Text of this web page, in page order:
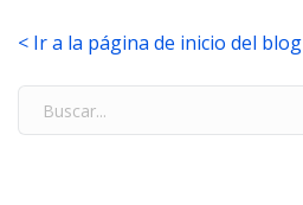
< Ir a la página de inicio del blog